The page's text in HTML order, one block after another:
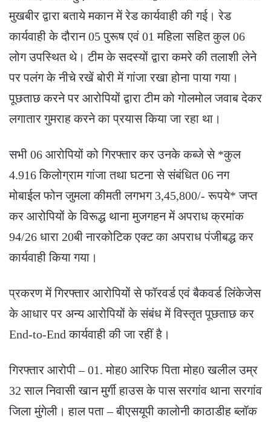
मुखबीर द्वारा बताये मकान में रेड कार्यवाही की गई। रेड
कार्यवाही के दौरान 05 पुरूष एवं 01 महिला सहित कुल 06
लोग उपस्थित थे। टीम के सदस्यों द्वारा कमरे की तलाशी लेने
पर पलंग के नीचे रखें बोरी में गांजा रखा होना पाया गया।
पूछताछ करने पर आरोपियों द्वारा टीम को गोलमोल जवाब देकर
लगातार गुमराह करने का प्रयास किया जा रहा था।
सभी 06 आरोपियों को गिरफ्तार कर उनके कब्जे से *कुल
4.916 किलोग्राम गांजा तथा घटना से संबंधित 06 नग
मोबाईल फोन जुमला कीमती लगभग 3,45,800/- रूपये* जप्त
कर आरोपियों के विरूद्ध थाना मुजगहन में अपराध क्रमांक
94/26 धारा 20बी नारकोटिक एक्ट का अपराध पंजीबद्ध कर
कार्यवाही किया गया।
प्रकरण में गिरफ्तार आरोपियों से फॉरवर्ड एवं बैकवर्ड लिंकेजेस
के आधार पर अन्य आरोपियों के संबंध में विस्तृत पूछताछ कर
End-to-End कार्यवाही की जा रहीं है।
गिरफ्तार आरोपी – 01. मोह0 आरिफ पिता मोह0 खलील उम्र
32 साल निवासी खान मुर्गी हाउस के पास सरगांव थाना सरगांव
जिला मुंगेली। हाल पता – बीएसयूपी कालोनी काठाडीह ब्लॉक